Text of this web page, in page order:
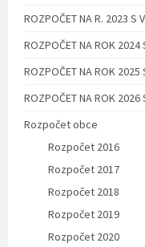
ROZPOČET NA R. 2023 S
ROZPOČET NA ROK 2024
ROZPOČET NA ROK
ROZPOČET NA ROK 2026
Rozpočet obce
Rozpočet 2016
Rozpočet 2017
Rozpočet 2018
Rozpočet 2019
Rozpočet 2020